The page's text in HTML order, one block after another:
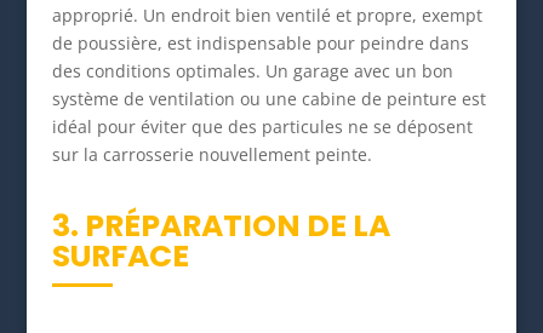
approprié. Un endroit bien ventilé et propre, exempt
de poussière, est indispensable pour peindre dans
des conditions optimales. Un garage avec un bon
système de ventilation ou une cabine de peinture est
idéal pour éviter que des particules ne se déposent
sur la carrosserie nouvellement peinte.
3. PRÉPARATION DE LA
SURFACE